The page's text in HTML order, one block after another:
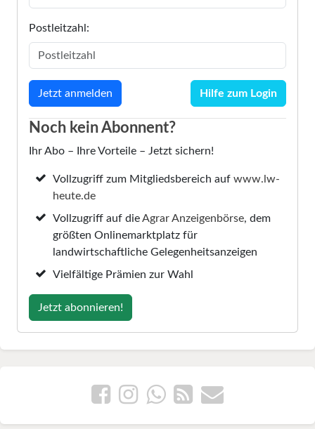
Postleitzahl:
Hilfe zum Login
Noch kein Abonnent?
Ihr Abo – Ihre Vorteile – Jetzt sichern!
Vollzugriff zum Mitgliedsbereich aufwww.lw-
heute.de
Vollzugriff auf dieAgrar Anzeigenbörse, dem
größten Onlinemarktplatz für
landwirtschaftliche Gelegenheitsanzeigen
Vielfältige Prämien zur Wahl
Jetzt abonnieren!